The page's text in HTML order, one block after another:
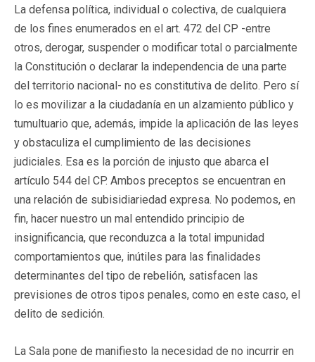
La defensa política, individual o colectiva, de cualquiera
de los fines enumerados en el art. 472 del CP -entre
otros, derogar, suspender o modificar total o parcialmente
la Constitución o declarar la independencia de una parte
del territorio nacional- no es constitutiva de delito. Pero sí
lo es movilizar a la ciudadanía en un alzamiento público y
tumultuario que, además, impide la aplicación de las leyes
y obstaculiza el cumplimiento de las decisiones
judiciales. Esa es la porción de injusto que abarca el
artículo 544 del CP. Ambos preceptos se encuentran en
una relación de subisidiariedad expresa. No podemos, en
fin, hacer nuestro un mal entendido principio de
insignificancia, que reconduzca a la total impunidad
comportamientos que, inútiles para las finalidades
determinantes del tipo de rebelión, satisfacen las
previsiones de otros tipos penales, como en este caso, el
delito de sedición.
La Sala pone de manifiesto la necesidad de no incurrir en